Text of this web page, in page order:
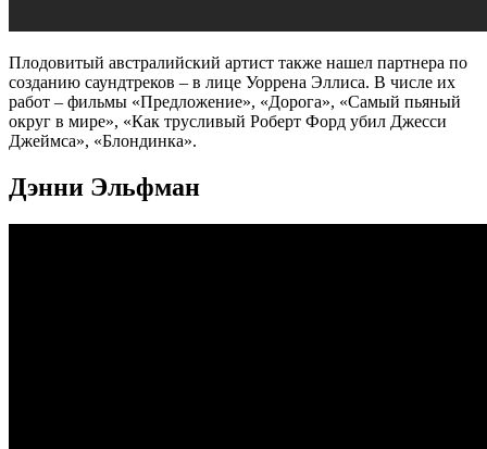
Плодовитый австралийский артист также нашел партнера по
созданию саундтреков – в лице Уоррена Эллиса. В числе их
работ – фильмы «Предложение», «Дорога», «Самый пьяный
округ в мире», «Как трусливый Роберт Форд убил Джесси
Джеймса», «Блондинка».
Дэнни Эльфман